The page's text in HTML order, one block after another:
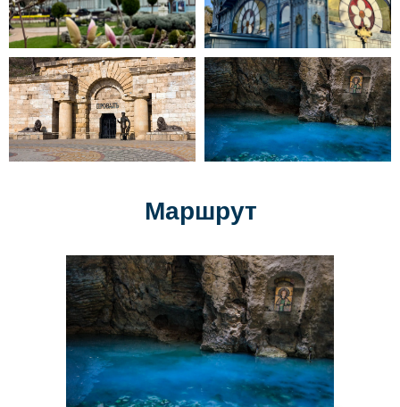
Маршрут